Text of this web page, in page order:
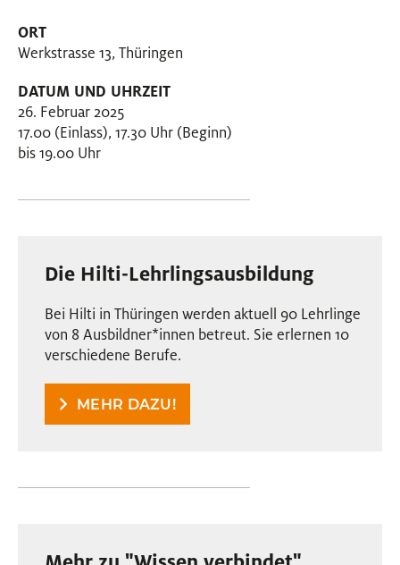
ORT
Werkstrasse 13, Thüringen
DATUM UND UHRZEIT
26. Februar 2025
17.00 (Einlass), 17.30 Uhr (Beginn)
bis 19.00 Uhr
Die Hilti-Lehrlingsausbildung
Bei Hilti in Thüringen werden aktuell 90 Lehrlinge
von 8 Ausbildner*innen Innen
betreut. Sie erlernen 10
verschiedene Berufe.
MEHR DAZU!